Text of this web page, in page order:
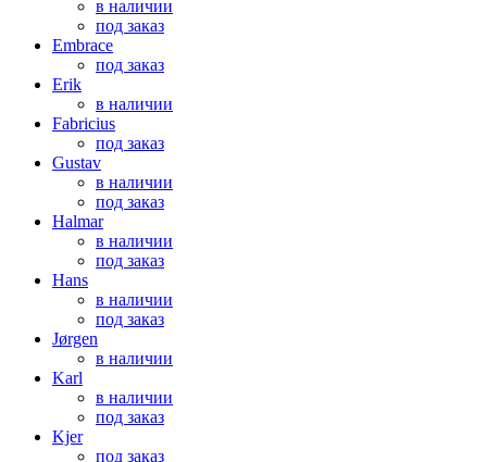
в наличии
под заказ
Embrace
под заказ
Erik
в наличии
Fabricius
под заказ
Gustav
в наличии
под заказ
Halmar
в наличии
под заказ
Hans
в наличии
под заказ
Jørgen
в наличии
Karl
в наличии
под заказ
Kjer
под заказ